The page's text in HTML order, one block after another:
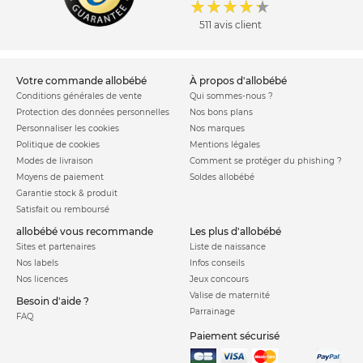
Bébé Confort possède même un siège qui peut se
transformer en nacelle, magique !
Côté confort d’utilisation, la marque tricolore propose des
poussettes agréables à manœuvrer grâce à leurs roues
pivotantes et robustes, que ce soit en poussette trois roues
qu’en poussettes quatre roues, une suspension exemplaire
qui vous permettra de passer même dans des chemins un
peu caillouteux sans que bébé ne s’en rende compte et une
poignée ergonomique qui s’adapte à toutes les tailles. Vous
avez même sur certains modèles un pliage à une main !
Côté confort et sécurité, votre bout de chou bénéficie d’un
maintien parfait grâce au harnais cinq points, d’un siège
rembourré et inclinable, d’un réducteur de tête pour les plus
petits, de repose-jambe, etc. De quoi passer d’agréables
moments avec maman et papa !
511 avis client
votre commande allobébé
Conditions générales de vente
Protection des données personnelles
Personnaliser les cookies
Politique de cookies
Modes de livraison
Moyens de paiement
Garantie stock & produit
Satisfait ou remboursé
à propos d'allobébé
Qui sommes-nous ?
Nos bons plans
Nos marques
Mentions légales
Comment se protéger du phishing ?
Soldes allobébé
allobébé vous recommande
Sites et partenaires
Nos labels
Nos licences
Besoin d'aide ?
FAQ
les plus d'allobébé
Liste de naissance
Infos conseils
Jeux concours
Valise de maternité
Parrainage
Paiement sécurisé